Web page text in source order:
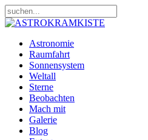
Astronomie
Raumfahrt
Sonnensystem
Weltall
Sterne
Beobachten
Mach mit
Galerie
Blog